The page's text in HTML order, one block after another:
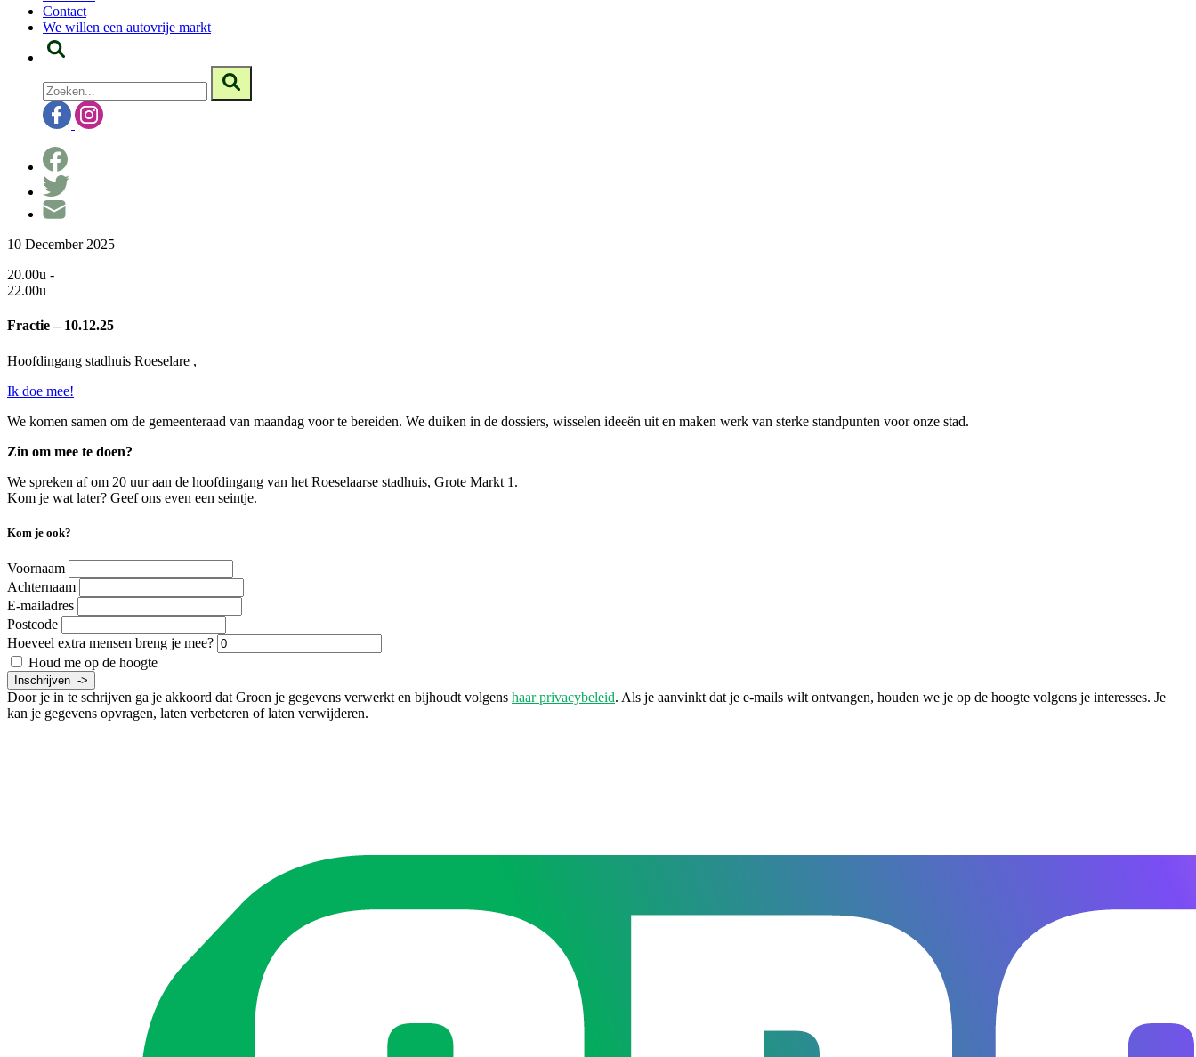
Contact
We willen een autovrije markt
10 December 2025
20.00u -
22.00u
Fractie – 10.12.25
Hoofdingang stadhuis Roeselare ,
Ik doe mee!
We komen samen om de gemeenteraad van maandag voor te bereiden. We duiken in de dossiers, wisselen ideeën uit en maken werk van sterke standpunten voor onze stad.
Zin om mee te doen?
We spreken af om 20 uur aan de hoofdingang van het Roeselaarse stadhuis, Grote Markt 1.
Kom je wat later? Geef ons even een seintje.
Kom je ook?
Voornaam
Achternaam
E-mailadres
Postcode
Hoeveel extra mensen breng je mee?
Houd me op de hoogte
Door je in te schrijven ga je akkoord dat Groen je gegevens verwerkt en bijhoudt volgens haar privacybeleid. Als je aanvinkt dat je e-mails wilt ontvangen, houden we je op de hoogte volgens je interesses. Je
kan je gegevens opvragen, laten verbeteren of laten verwijderen.